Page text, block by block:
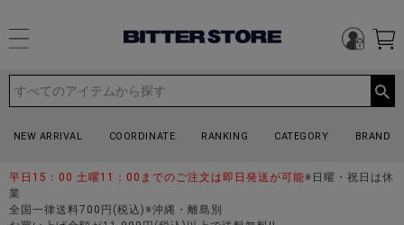
NEW ARRIVAL COORDINATE RANKING CATEGORY BRAND
平日15：00 土曜11：00までのご注文は即日発送が可能※日曜・祝日は休
業
全国一律送料700円(税込)※沖縄・離島別